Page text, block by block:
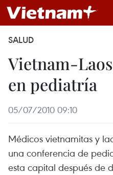
SALUD
Vietnam-
en pediatría
05/07/2010 09:10
Médicos vietnamitas y
una conferencia de
esta capital después de